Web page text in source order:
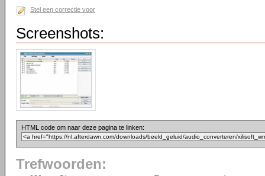
Stel een correctie voor
Screenshots:
HTML code om naar deze pagina te linken:
Trefwoorden: